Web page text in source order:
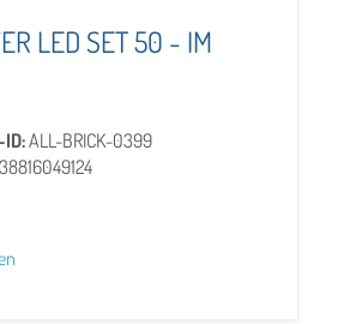
LED SET 50 - IM
ALL-BRICK-0399